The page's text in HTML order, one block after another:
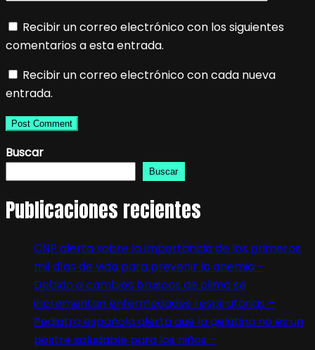
Recibir un correo electrónico con los siguientes
comentarios a esta entrada.
Recibir un correo electrónico con cada nueva
entrada.
Buscar
Buscar
Publicaciones recientes
CNP alerta sobre la importancia de los primeros
mil días de vida para prevenir la anemia –
Debido a cambios bruscos de clima se
incrementan enfermedades respiratorias –
Pediatra española alerta que la gelatina no es un
postre saludable para los niños –